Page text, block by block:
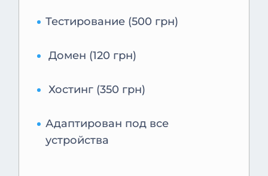
Тестирование (500 грн)
Домен (120 грн)
Хостинг (350 грн)
Адаптирован под все
устройства